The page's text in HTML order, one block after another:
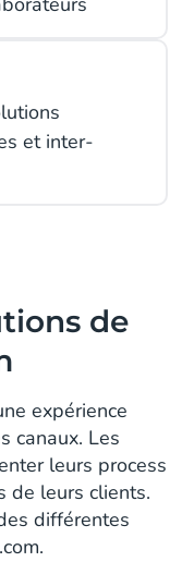
et inter-
de
expérience
canaux. Les
leurs process
de leurs clients.
différentes